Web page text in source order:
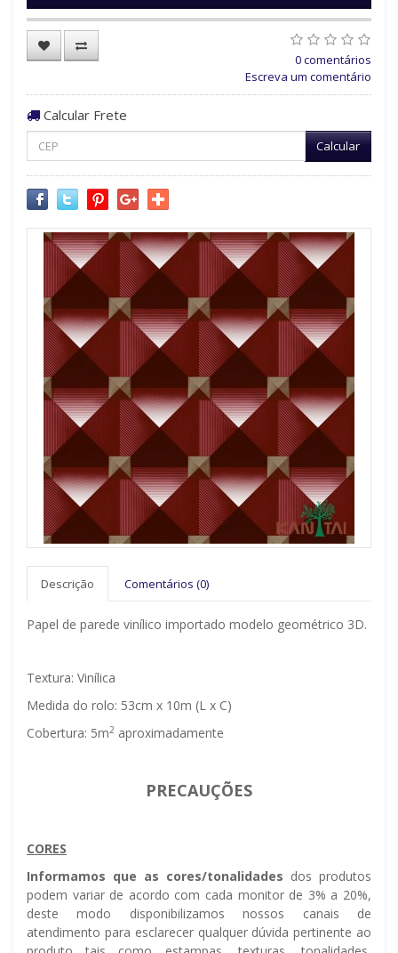
0 comentários
Escreva um comentário
Calcular Frete
Calcular
Descrição Comentários (0)
Papel de parede vinílico importado modelo geométrico 3D.
Textura: Vinílica
Medida do rolo: 53cm x 10m (L x C)
Cobertura: 5m2 aproximadamente
PRECAUÇÕES
CORES
Informamos que as cores/tonalidades dos produtos
podem variar de acordo com cada monitor de 3% a 20%,
deste modo disponibilizamos nossos canais de
atendimento para esclarecer qualquer dúvida pertinente ao